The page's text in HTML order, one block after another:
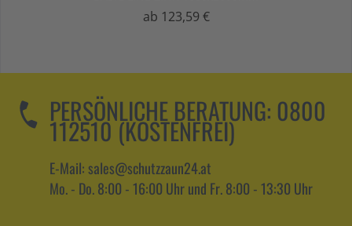
ab 123,59 €
PERSÖNLICHE BERATUNG: 0800
112510 (KOSTENFREI)
E-Mail: sales@schutzzaun24.at
Mo. - Do. 8:00 - 16:00 Uhr und Fr. 8:00 - 13:30 Uhr